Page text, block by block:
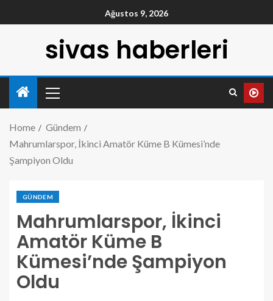
Ağustos 9, 2026
sivas haberleri
Home
Gündem
Mahrumlarspor, İkinci Amatör Küme B Kümesi’nde
Şampiyon Oldu
GÜNDEM
Mahrumlarspor, İkinci
Amatör Küme B
Kümesi’nde Şampiyon
Oldu